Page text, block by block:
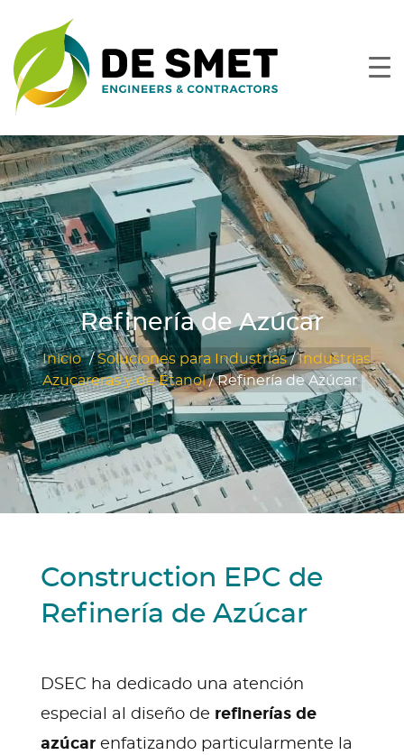
Refinería de Azúcar
Inicio /Soluciones para Industrias/Industrias
Azucareras y de Etanol/Refinería de Azúcar
Construction EPC de
Refinería de Azúcar
DSEC ha dedicado una atención
especial al diseño de refinerías de
azúcar enfatizando particularmente la